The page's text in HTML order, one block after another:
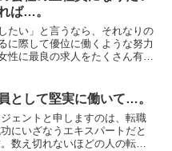
ば…。
たい」と言うなら、それなりの
に際して優位に働くような努力
に最良の求人をたくさん有し
として堅実に働いて…。
ェントと申しますのは、転職
にいざなうエキスパートだと
数え切れないほどの人の転職